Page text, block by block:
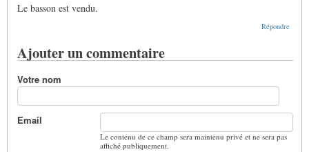
Le
4000
euros.
par
Lescure
vérifié)
Le basson est vendu.
Répondre
Ajouter un commentaire
Votre nom
Email
Le contenu de ce champ sera maintenu privé et ne sera pas
affiché publiquement.